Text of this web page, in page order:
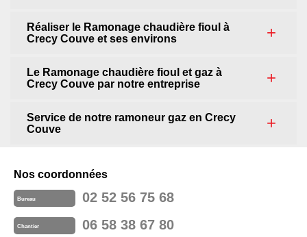
Réaliser le Ramonage chaudière fioul à
Crecy Couve et ses environs
Le Ramonage chaudière fioul et gaz à
Crecy Couve par notre entreprise
Service de notre ramoneur gaz en Crecy
Couve
Nos coordonnées
Bureau 02 52 56 75 68
Chantier 06 58 38 67 80